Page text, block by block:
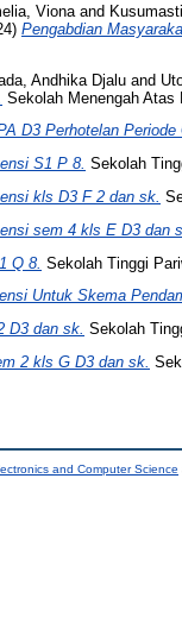
Viona and
Pengabdian
Andhika Djalu and
Sekolah Menengah Atas
D3 Perhotelan Periode
S1 P 8. Sekolah
kls D3 F 2 dan sk.
sem 4 kls E D3 dan
Q 8. Sekolah Tinggi
Untuk Skema
D3 dan sk. Sekolah
2 kls G D3 dan sk.
and Computer Science